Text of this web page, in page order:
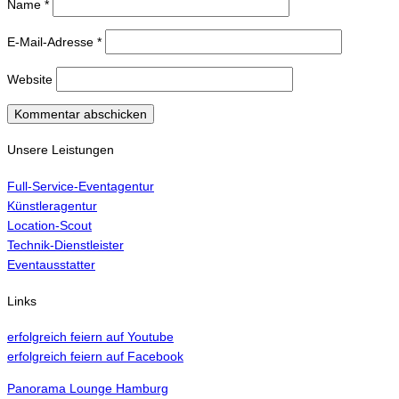
Name *
E-Mail-Adresse *
Website
Unsere Leistungen
Full-Service-Eventagentur
Künstleragentur
Location-Scout
Technik-Dienstleister
Eventausstatter
Links
erfolgreich feiern auf Youtube
erfolgreich feiern auf Facebook
Panorama Lounge Hamburg